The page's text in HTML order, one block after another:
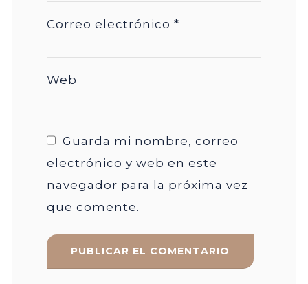
Correo electrónico *
Web
Guarda mi nombre, correo
electrónico y web en este
navegador para la próxima vez
que comente.